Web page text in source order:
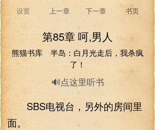
设置 上一章 下一章 书页
第85章 呵,男人
熊猫书库 半岛：白月光走后，我杀疯
了！
🔊点这里听书
SBS电视台，另外的房间里
面。